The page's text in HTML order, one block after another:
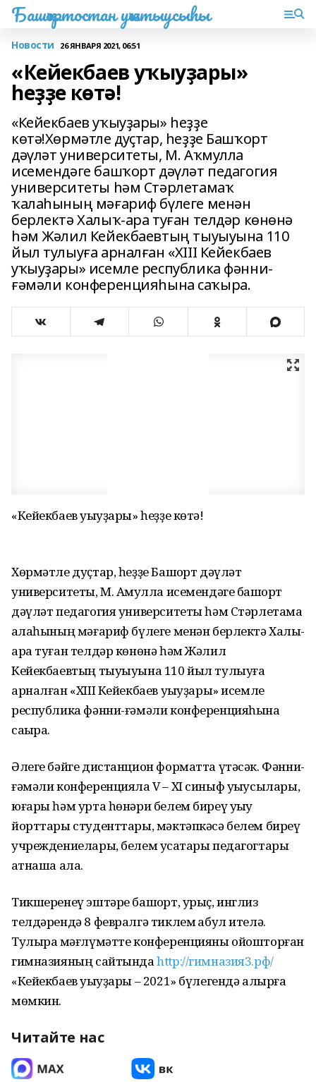
Башҡортостан уҡытыусыһы
Новости 26 ЯНВАРЯ 2021, 06:51
«Кейекбаев уҡыуҙары»
һеҙҙе көтә!
«Кейекбаев уҡыуҙары» һеҙҙе
көтә! Хөрмәтле дуҫтар, һеҙҙе Башҡорт
дәүләт университеты, М. Аҡмулла
исемендәге башҡорт дәүләт педагогия
университеты һәм Стәрлетамаҡ
ҡалаһының мәғариф бүлеге менән
берлектә Халыҡ-ара туған телдәр көнөнә
һәм Жәлил Кейекбаевтың тыуыуына 110
йыл тулыуға арналған «XIII Кейекбаев
уҡыуҙары» исемле республика фәнни-
ғәмәли конференцияһына саҡыра.
«Кейекбаев уҡыуҙары» һеҙҙе көтә!
Хөрмәтле дуҫтар, һеҙҙе Башҡорт дәүләт
университеты, М. Аҡмулла исемендәге башҡорт
дәүләт педагогия университеты һәм Стәрлетамаҡ
ҡалаһының мәғариф бүлеге менән берлектә Халыҡ-
ара туған телдәр көнөнә һәм Жәлил
Кейекбаевтың тыуыуына 110 йыл тулыуға
арналған «XIII Кейекбаев уҡыуҙары» исемле
республика фәнни-ғәмәли конференцияһына
саҡыра.
Әлеге бәйге дистанцион форматта үтәсәк. Фәнни-
ғәмәли конференцияла V – XI синыф уҡыусылары,
юғары һәм урта һөнәри белем биреү уҡыу
йорттары студенттары, мәктәпкәсә белем биреү
учреждениелары, белем усаҡтары педагогтары
ҡатнаша ала.
Тикшеренеү эштәре башҡорт, урыҫ, инглиз
телдәрендә 8 февралгә тиклем ҡабул ителә.
Тулыраҡ мәғлүмәтте конференцияны ойошторған
гимназияның сайтындаhttp://гимназия3.рф/
«Кейекбаев уҡыуҙары – 2021» бүлегендә алырға
мөмкин.
Читайте нас